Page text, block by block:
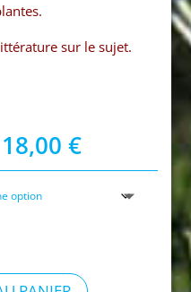
sur le sujet.
18,00 €Plage
de
prix :